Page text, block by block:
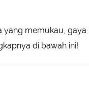
memukau, gaya
di bawah ini!